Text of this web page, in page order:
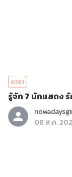
ดารา
รู้จัก 7 นักแสดง
08 ส.ค.